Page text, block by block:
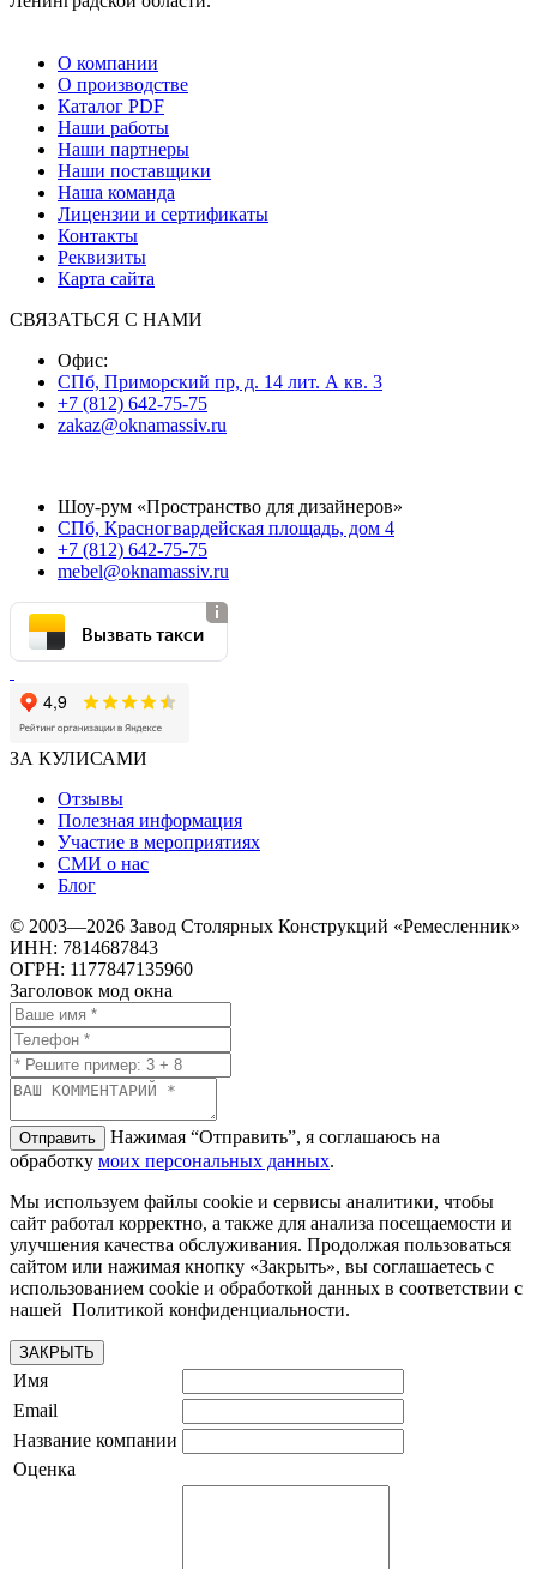
О компании
О производстве
Каталог PDF
Наши работы
Наши партнеры
Наши поставщики
Наша команда
Лицензии и сертификаты
Контакты
Реквизиты
Карта сайта
СВЯЗАТЬСЯ С НАМИ
Офис:
СПб, Приморский пр, д. 14 лит. А кв. 3
+7 (812) 642-75-75
zakaz@oknamassiv.ru
Шоу-рум «Пространство для дизайнеров»
СПб, Красногвардейская площадь, дом 4
+7 (812) 642-75-75
mebel@oknamassiv.ru
Вызвать такси
ЗА КУЛИСАМИ
Отзывы
Полезная информация
Участие в мероприятиях
СМИ о нас
Блог
© 2003—2026 Завод Столярных Конструкций «Ремесленник»
ИНН: 7814687843
ОГРН: 1177847135960
Заголовок мод окна
Отправить
Нажимая “Отправить”, я соглашаюсь на
обработку моих персональных данных.
Мы используем файлы cookie и сервисы аналитики, чтобы
сайт работал корректно, а также для анализа посещаемости и
улучшения качества обслуживания. Продолжая пользоваться
сайтом или нажимая кнопку «Закрыть», вы соглашаетесь с
использованием cookie и обработкой данных в соответствии с
нашей Политикой конфиденциальности.
ЗАКРЫТЬ
Имя
Email
Название компании
Оценка